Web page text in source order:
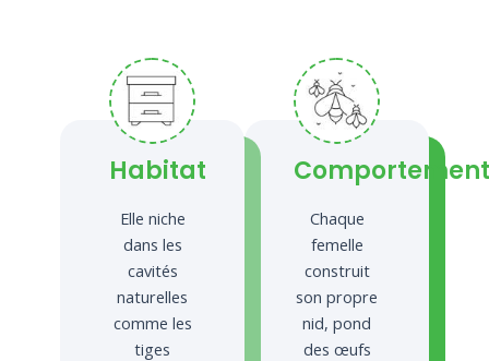
Habitat
Elle niche
dans les
cavités
naturelles
comme les
tiges
Comportement
Chaque
femelle
construit
son propre
nid, pond
des œufs